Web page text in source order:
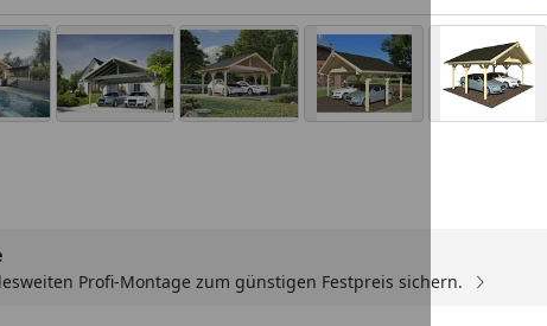
Profi-Montage zum günstigen Festpreis sichern.